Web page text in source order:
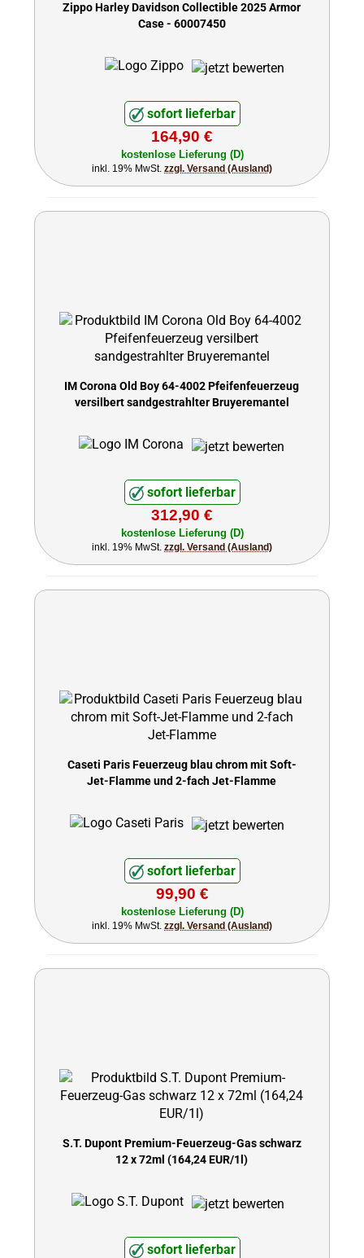
Zippo Harley Davidson Collectible 2025 Armor
Case - 60007450
sofort lieferbar
164,90 €
kostenlose Lieferung (D)
inkl. 19% MwSt. zzgl. Versand (Ausland)
IM Corona Old Boy 64-4002 Pfeifenfeuerzeug
versilbert sandgestrahlter Bruyeremantel
sofort lieferbar
312,90 €
kostenlose Lieferung (D)
inkl. 19% MwSt. zzgl. Versand (Ausland)
Caseti Paris Feuerzeug blau chrom mit Soft-
Jet-Flamme und 2-fach Jet-Flamme
sofort lieferbar
99,90 €
kostenlose Lieferung (D)
inkl. 19% MwSt. zzgl. Versand (Ausland)
S.T. Dupont Premium-Feuerzeug-Gas schwarz
12 x 72ml (164,24 EUR/1l)
sofort lieferbar